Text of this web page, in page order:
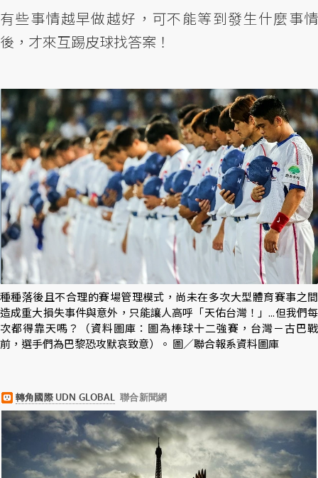
有些事情越早做越好，可不能等到發生什麼事情
後，才來互踢皮球找答案！
種種落後且不合理的賽場管理模式，尚未在多次大型體育賽事之間
造成重大損失事件與意外，只能讓人高呼「天佑台灣！」...但我們每
次都得靠天嗎？（資料圖庫：圖為棒球十二強賽，台灣－古巴戰
前，選手們為巴黎恐攻默哀致意）。 圖／聯合報系資料圖庫